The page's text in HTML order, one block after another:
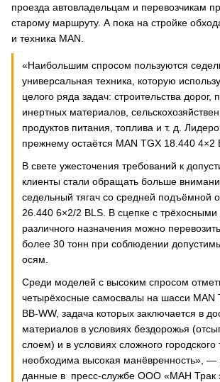
проезда автовладельцам и перевозчикам
старому маршруту. А пока на стройке
и техника MAN.
«Наибольшим спросом пользуются
универсальная техника, которую
целого ряда задач: строительства дорог,
инертных материалов,
продуктов питания, топлива и т. д.
прежнему остаётся MAN TGX 18.440 4×2
В свете ужесточения требований к
клиенты стали обращать больше
седельный тягач со средней подъёмной
26.440 6×2/2 BLS. В сцепке с
различного назначения можно
более 30 тонн при соблюдении
осям.
Среди моделей с высоким спросом
четырёхосные самосвалы на шасси MAN
BB-WW, задача которых заключается в
материалов в условиях бездорожья
слоем) и в условиях сложного городского
необходима высокая манёвренность», —
данные в пресс-службе ООО «МАН Трак